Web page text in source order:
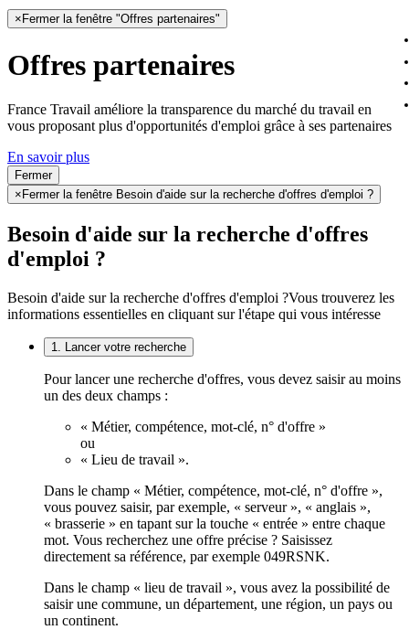
× Fermer la fenêtre "Offres partenaires"
Offres partenaires
France Travail améliore la transparence du marché du travail en
vous proposant plus d'opportunités d'emploi grâce à ses partenaires
En savoir plus
Fermer
× Fermer la fenêtre Besoin d'aide sur la recherche d'offres d'emploi ?
Besoin d'aide sur la recherche d'offres
d'emploi ?
Besoin d'aide sur la recherche d'offres d'emploi ?Vous trouverez les
informations essentielles en cliquant sur l'étape qui vous intéresse
1. Lancer votre recherche
Pour lancer une recherche d'offres, vous devez saisir au moins
un des deux champs :
« Métier, compétence, mot-clé, n° d'offre »
ou
« Lieu de travail ».
Dans le champ « Métier, compétence, mot-clé, n° d'offre »,
vous pouvez saisir, par exemple, « serveur », « anglais »,
« brasserie » en tapant sur la touche « entrée » entre chaque
mot. Vous recherchez une offre précise ? Saisissez
directement sa référence, par exemple 049RSNK.
Dans le champ « lieu de travail », vous avez la possibilité de
saisir une commune, un département, une région, un pays ou
un continent.